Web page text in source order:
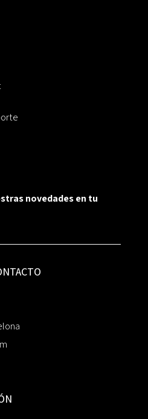
novedades en tu